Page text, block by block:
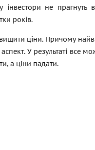
інвестори не
років.
ціни. Причому
У результаті все
а ціни падати.